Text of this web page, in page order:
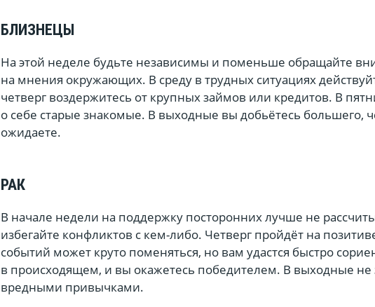
БЛИЗНЕЦЫ
На этой неделе будьте независимы и поменьше обращайте
на мнения окружающих. В среду в трудных ситуациях
четверг воздержитесь от крупных займов или кредитов. В
о себе старые знакомые. В выходные вы добьётесь большего,
ожидаете.
РАК
В начале недели на поддержку посторонних лучше не
избегайте конфликтов с кем-либо. Четверг пройдёт на
событий может круто поменяться, но вам удастся быстро
в происходящем, и вы окажетесь победителем. В выходные не
вредными привычками.